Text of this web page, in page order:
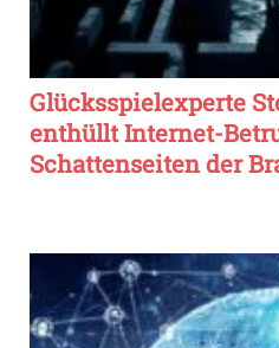
Glücksspielexperte
enthüllt Internet-
Schattenseiten der